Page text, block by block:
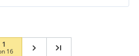
ein deutschsprachiger Hotelchef
1
16